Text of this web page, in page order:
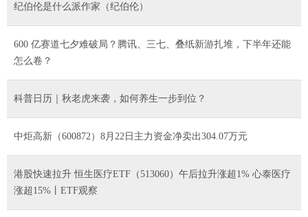
纪伯伦是什么派作家（纪伯伦）
600 亿赛道七夕难破局？腾讯、三七、叠纸新游扎堆，下半年还能
怎么卷？
科普日历｜秋老虎来袭，如何养生一步到位？
中炬高新（600872）8月22日主力资金净卖出304.07万元
港股快速拉升 恒生医疗ETF（513060）午后拉升涨超1% 心泰医疗
涨超15%丨ETF观察